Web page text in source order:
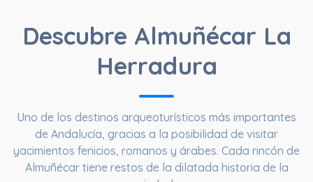
Descubre Almuñécar La
Herradura
Uno de los destinos arqueoturísticos más importantes
de Andalucía, gracias a la posibilidad de visitar
yacimientos fenicios, romanos y árabes. Cada rincón de
Almuñécar tiene restos de la dilatada historia de la